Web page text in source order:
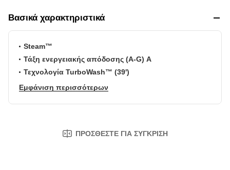
Βασικά χαρακτηριστικά
Steam™
Τάξη ενεργειακής απόδοσης (A-G) A
Τεχνολογία TurboWash™ (39')
Εμφάνιση περισσότερων
ΠΡΟΣΘΈΣΤΕ ΓΙΑ ΣΎΓΚΡΙΣΗ